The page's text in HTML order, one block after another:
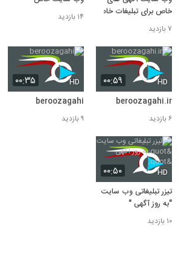
خاص برای تبلیغات خاص
۷ بازدید
۱۴ بازدید
۰۰:۵۹ HD
beroozagahi.ir
۶ بازدید
۰۰:۳۵ HD
beroozagahi
۹ بازدید
۰۰:۵۰ HD
تیزر تبلیغاتی وب سایت
"به روز آگهی "
۱۰ بازدید